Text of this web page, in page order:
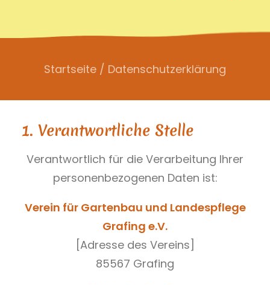
Startseite Datenschutzerklärung
1. Verantwortliche Stelle
Verantwortlich für die Verarbeitung Ihrer
personenbezogenen Daten ist:
Verein für Gartenbau und Landespflege
Grafing e.V.
[Adresse des Vereins]
85567 Grafing